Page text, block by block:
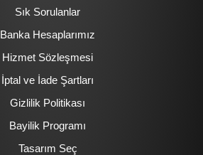
Sık Sorulanlar
Banka Hesaplarımız
Hizmet Sözleşmesi
İptal ve İade Şartları
Gizlilik Politikası
Bayilik Programı
Tasarım Seç